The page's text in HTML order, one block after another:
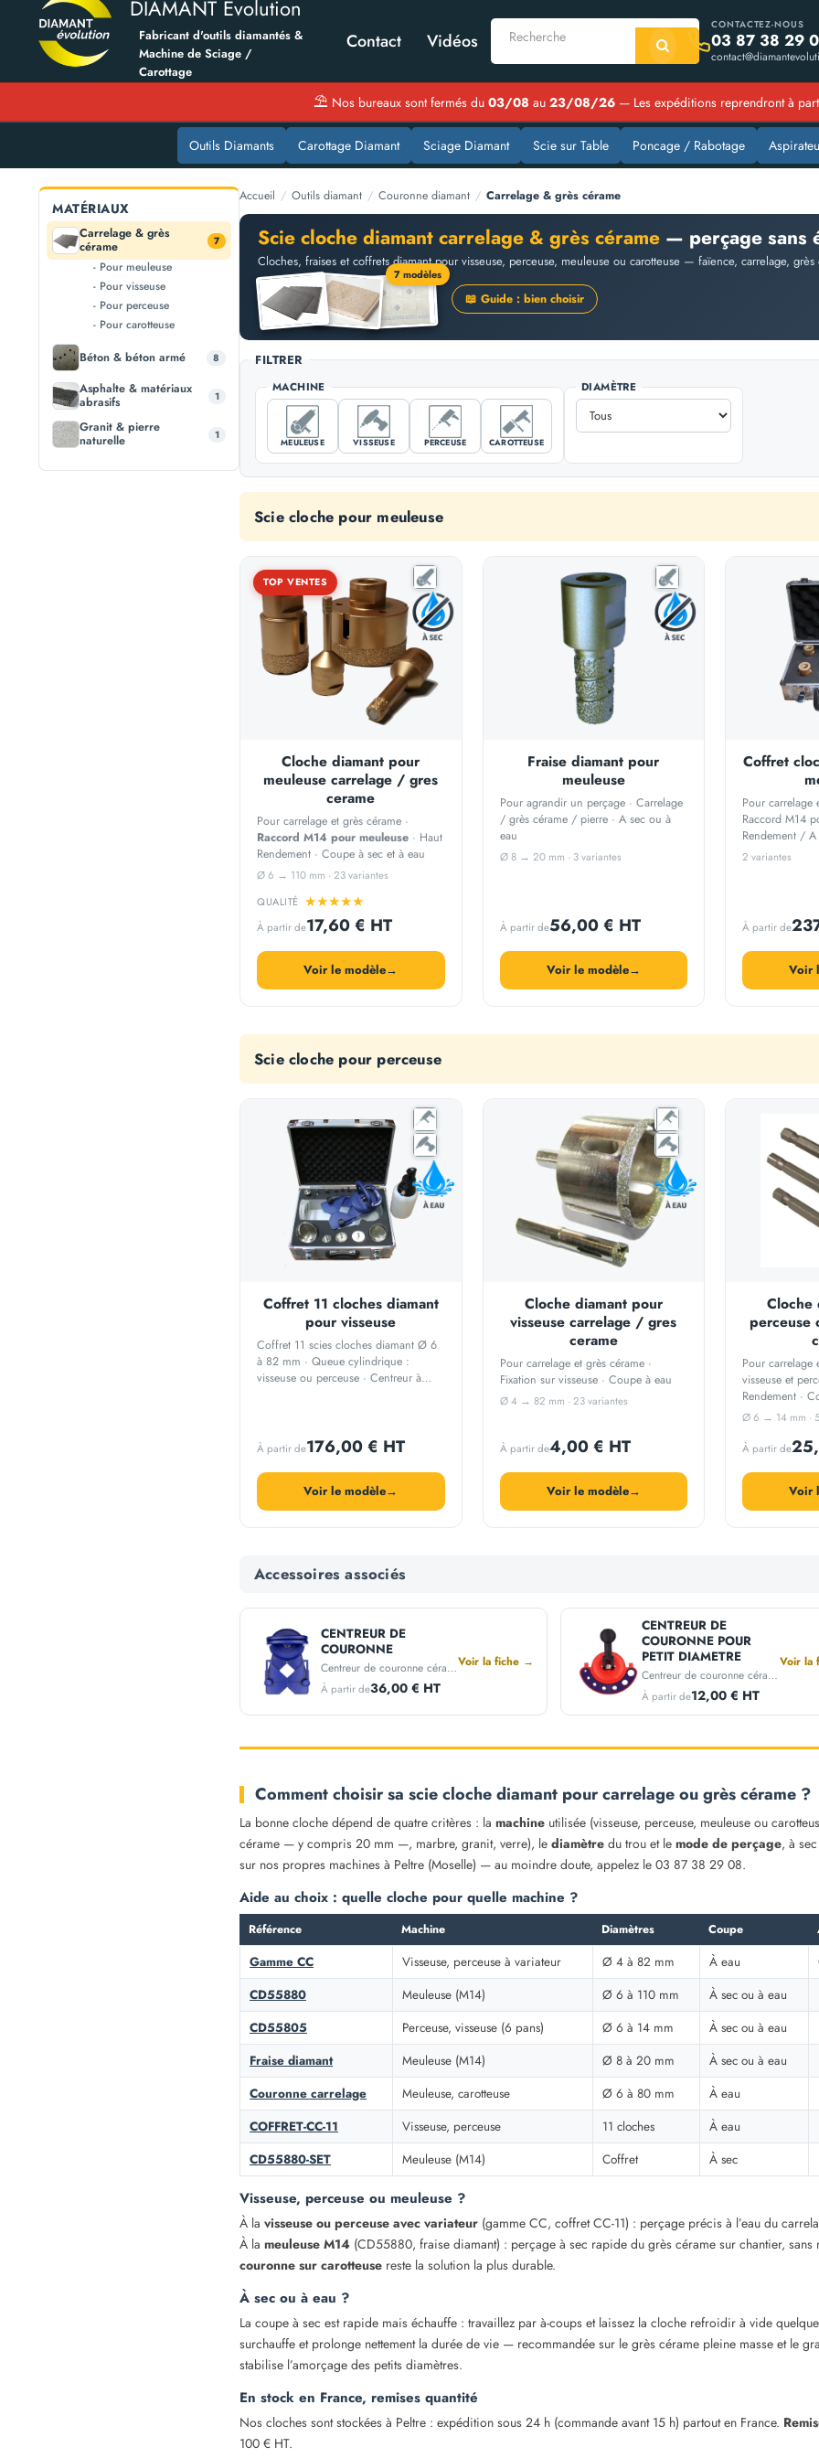
DIAMANT Evolution
Fabricant d'outils diamantés &
Machine de Sciage /
Carottage
Contact Vidéos
CONTACTEZ-NOUS
03 87 38 29
⛱ Nos bureaux sont fermés du 03/08 au 23/08/26 — Les expéditions reprendront à
Outils Diamants Carottage Diamant Sciage Diamant Scie sur Table Poncage / Rabotage
MATÉRIAUX
Carrelage & grès
cérame
7
- Pour meuleuse
- Pour visseuse
- Pour perceuse
- Pour carotteuse
Béton & béton armé
8
Asphalte & matériaux
abrasifs
1
Granit & pierre
naturelle
1
Accueil / Outils diamant / Couronne diamant / Carrelage & grès cérame
Scie cloche diamant carrelage & grès cérame — perçage sans
Cloches, fraises et coffrets diamant pour visseuse, perceuse, meuleuse ou carotteuse — faïence, carrelage,
7 modèles
📖 Guide : bien choisir
FILTRER
MACHINE
MEULEUSE VISSEUSE PERCEUSE CAROTTEUSE
DIAMÈTRE
Scie cloche pour meuleuse
TOP VENTES
Cloche diamant pour
meuleuse carrelage / gres
cerame
Pour carrelage et grès cérame ·
Raccord M14 pour meuleuse · Haut
Rendement · Coupe à sec et à eau
Ø 6 → 110 mm · 23 variantes
QUALITÉ ★★★★★
À partir de17,60 € HT
Voir le modèle→
Fraise diamant pour
meuleuse
Pour agrandir un perçage · Carrelage
/ grès cérame / pierre · A sec ou à
eau
Ø 8 → 20 mm · 3 variantes
À partir de56,00 € HT
Voir le modèle→
Coffret
Pour carrelage
Raccord M14
Rendement /
5 cloches
2 variantes
À partir de
Voir
Scie cloche pour perceuse
Coffret 11 cloches diamant
pour visseuse
Coffret 11 scies cloches diamant Ø 6
à 82 mm · Queue cylindrique :
visseuse ou perceuse · Centreur à
À partir de176,00 € HT
Voir le modèle→
Cloche diamant pour
visseuse carrelage / gres
cerame
Pour carrelage et grès cérame ·
Fixation sur visseuse · Coupe à eau
Ø 4 → 82 mm · 23 variantes
À partir de4,00 € HT
Voir le modèle→
Cloche
perceuse
Pour carrelage
visseuse et
Rendement ·
Ø 6 → 14 mm ·
À partir de
Voir
Accessoires associés
CENTREUR DE
COURONNE
Centreur de couronne céramique · Ø 8 à 82 mm · Fixation ventouse
À partir de36,00 € HT
Voir la fiche →
CENTREUR DE
COURONNE POUR
PETIT DIAMETRE
Centreur de couronne céramique · Ø 6 à 12 mm · Fixation ventouse
À partir de12,00 € HT
Voir la
Comment choisir sa scie cloche diamant pour carrelage ou grès cérame ?
La bonne cloche dépend de quatre critères : la machine utilisée (visseuse, perceuse, meuleuse ou
cérame — y compris 20 mm —, marbre, granit, verre), le diamètre du trou et le mode de perçage, à
sur nos propres machines à Peltre (Moselle) — au moindre doute, appelez le 03 87 38 29 08.
Aide au choix : quelle cloche pour quelle machine ?
Référence Machine Diamètres Coupe
Gamme CC Visseuse, perceuse à variateur Ø 4 à 82 mm À eau
CD55880
Meuleuse (M14) Ø 6 à 110 mm À sec ou à eau
CD55805
Perceuse, visseuse (6 pans) Ø 6 à 14 mm À sec ou à eau
Fraise diamant
Meuleuse (M14) Ø 8 à 20 mm À sec ou à eau
Couronne carrelage
Meuleuse, carotteuse Ø 6 à 80 mm À eau
COFFRET-CC-11
Visseuse, perceuse 11 cloches À eau
CD55880-SET
Meuleuse (M14) Coffret À sec
Visseuse, perceuse ou meuleuse ?
À la visseuse ou perceuse avec variateur (gamme CC, coffret CC-11) : perçage précis à l’eau du
À la meuleuse M14 (CD55880, fraise diamant) : perçage à sec rapide du grès cérame sur chantier,
couronne sur carotteuse reste la solution la plus durable.
À sec ou à eau ?
La coupe à sec est rapide mais échauffe : travaillez par à-coups et laissez la cloche refroidir à vide
surchauffe et prolonge nettement la durée de vie — recommandée sur le grès cérame pleine masse et le
stabilise l’amorçage des petits diamètres.
En stock en France, remises quantité
Nos cloches sont stockées à Peltre : expédition sous 24 h (commande avant 15 h) partout en France.
100 € HT.